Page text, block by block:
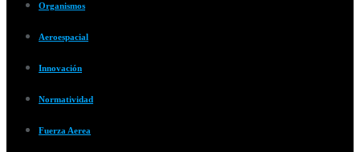
Organismos
Aeroespacial
Innovación
Normatividad
Fuerza Aerea